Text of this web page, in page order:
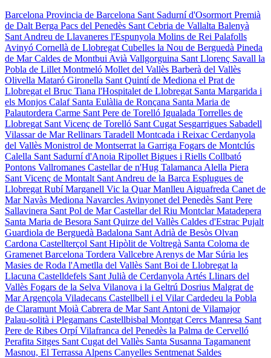
Barcelona Provincia de Barcelona Sant Sadurní d'Osormort Premià
de Dalt Berga Pacs del Penedès Sant Cebria de Vallalta Balenyà
Sant Andreu de Llavaneres l'Espunyola Molins de Rei Palafolls
Avinyó Cornellà de Llobregat Cubelles la Nou de Berguedà Pineda
de MarCaldes de Montbui Avià Vallgorguina Sant Llorenç Savall la
Pobla de Lillet Montmeló Mollet del Vallès Barberà del Vallès
Olivella Mataró Gironella Sant Quintí de Mediona el Prat de
Llobregat el Bruc Tiana l'Hospitalet de Llobregat Santa Margarida i
els Monjos Calaf Santa Eulàlia de Ronçana Santa Maria de
Palautordera Carme Sant Pere de Torelló Igualada Torrelles de
Llobregat Sant Vicenç de Torelló Sant Cugat Sesgarrigues Sabadell
Vilassar de MarRellinars Taradell Montcada i Reixac Cerdanyola
del Vallès Monistrol de Montserrat la Garriga Fogars de Montclús
Calella Sant Sadurní d'Anoia Ripollet Bigues i Riells Collbató
Pontons Vallromanes Castellar de n'Hug Talamanca Alella Piera
Sant Vicenç de Montalt Sant Andreu de la Barca Esplugues de
Llobregat RubíMarganell Vic la QuarManlleu Aiguafreda Canet de
MarNavàs Mediona Navarcles Avinyonet del Penedès Sant Pere
Sallavinera Sant Pol de MarCastellar del Riu MontclarMatadepera
Santa Maria de Besora Sant Quirze del Vallès Caldes d'Estrac Pujalt
Guardiola de Berguedà Badalona Sant Adrià de Besòs Olvan
Cardona Castellterçol Sant Hipòlit de Voltregà Santa Coloma de
Gramenet Barcelona Tordera Vallcebre Arenys de Mar Súria les
Masies de Roda l'Ametlla del Vallès Sant Boi de Llobregat la
Llacuna Castelldefels Sant Julià de Cerdanyola Artés Llinars del
Vallès Fogars de la Selva Vilanova i la Geltrú Dosrius Malgrat de
MarArgençola Viladecans Castellbell i el VilarCardedeu la Pobla
de Claramunt Moià Cabrera de Mar Sant Antoni de Vilamajor
Palau-solità i Plegamans Castellbisbal Montgat Cercs Manresa Sant
Pere de Ribes OrpíVilafranca del Penedès la Palma de Cervelló
Perafita Sitges Sant Cugat del Vallès Santa Susanna Tagamanent
Masnou, El Terrassa Alpens Canyelles Sentmenat Saldes